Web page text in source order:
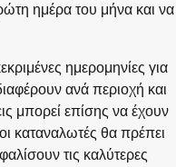
ημέρα του μήνα και να
ημερομηνίες για
ανά περιοχή και
μπορεί επίσης να έχουν
καταναλωτές θα πρέπει
τις καλύτερες